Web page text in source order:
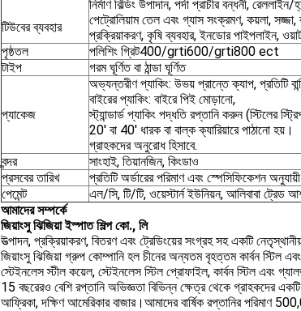
টিউবের ব্যবহার
নির্মাণ বিল্ডিং উপাদান, পর্দা প্রাচীর বন্ধনী, রেললাইন/
পেট্রোলিয়াম তেল এবং গ্যাস সংক্রমণ, কয়লা,
প্রক্রিয়াকরণ, কৃষি ব্যবহার, ইনডোর পাইপলাইন,
পৃষ্ঠতল
পলিশিং গ্রিট400/grti600/grti800 ect
টাইপ
গরম ঘূর্ণিত বা ঠান্ডা ঘূর্ণিত
প্যাকেজ
অভ্যন্তরীণ প্যাকিং: উভয় প্রান্তে ক্যাপ, প্রতিটি
বাইরের প্যাকিং: বাইরে পিই মোড়ানো,
স্ট্যান্ডার্ড প্যাকিং পদ্ধতি রপ্তানি করুন (স্টিলের
20' বা 40' ধারক বা বাল্ক ক্যারিয়ারে পাঠানো হয়।
গ্রাহকদের অনুরোধ হিসাবে.
বন্দর
সাংহাই, তিয়ানজিন, কিংডাও
প্রসবের তারিখ
প্রতিটি অর্ডারের পরিমাণ এবং স্পেসিফিকেশন অনুযায়ী
পেমেন্ট
এল/সি, টি/টি, ওয়েস্টার্ন ইউনিয়ন, আলিবাবা ট্রেড
আমাদের সম্পর্কে
জিয়াংসু ঝিজিয়া ইস্পাত শিল্প কো., লি
উত্পাদন, প্রক্রিয়াকরণ, বিতরণ এবং ট্রেডিংয়ের সংগ্রহ সহ একটি
জিয়াংসু ঝিজিয়া গ্রুপ কোম্পানি হল চীনের অন্যতম বৃহত্তম কার্বন স্টিল
স্টেইনলেস স্টীল কয়েল, স্টেইনলেস স্টিল প্রোফাইল, কার্বন স্টিল এবং
15 বছরেরও বেশি রপ্তানি অভিজ্ঞতা বিভিন্ন ক্ষেত্র থেকে গ্রাহকদের একটি
আফ্রিকা, দক্ষিণ আমেরিকার বাজার।আমাদের বার্ষিক রপ্তানির পরিমাণ